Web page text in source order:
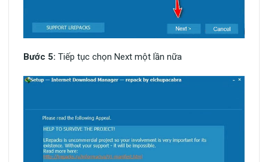
Bước 5: Tiếp tục chọn Next một lần nữa